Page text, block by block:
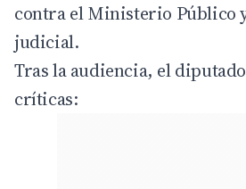
contra el Ministerio Público
judicial.
Tras la audiencia, eldiputado
críticas: